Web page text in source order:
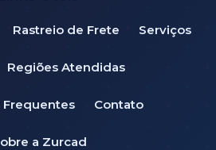
Rastreio de Frete Serviços
Regiões Atendidas
Contato
a Zurcad